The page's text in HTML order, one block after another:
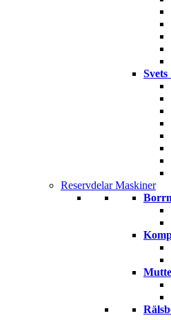
Reservdelar Maskiner